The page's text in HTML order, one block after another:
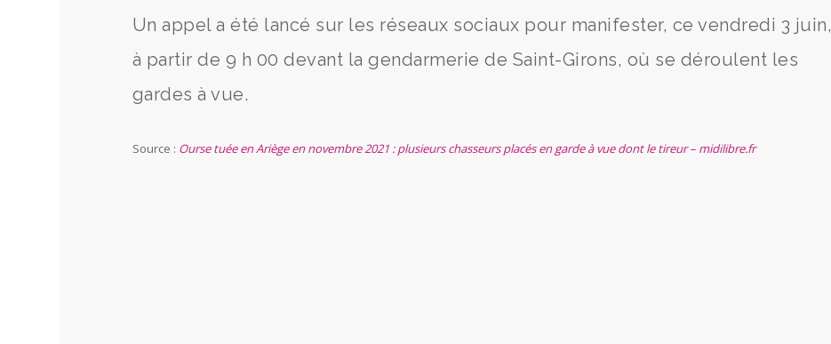
Un appel a été lancé sur les réseaux sociaux pour manifester, ce vendredi 3 juin,
à partir de 9 h 00 devant la gendarmerie de Saint-Girons, où se déroulent les
gardes à vue.
Source : Ourse tuée en Ariège en novembre 2021 : plusieurs chasseurs placés en garde à vue dont le tireur – midilibre.fr